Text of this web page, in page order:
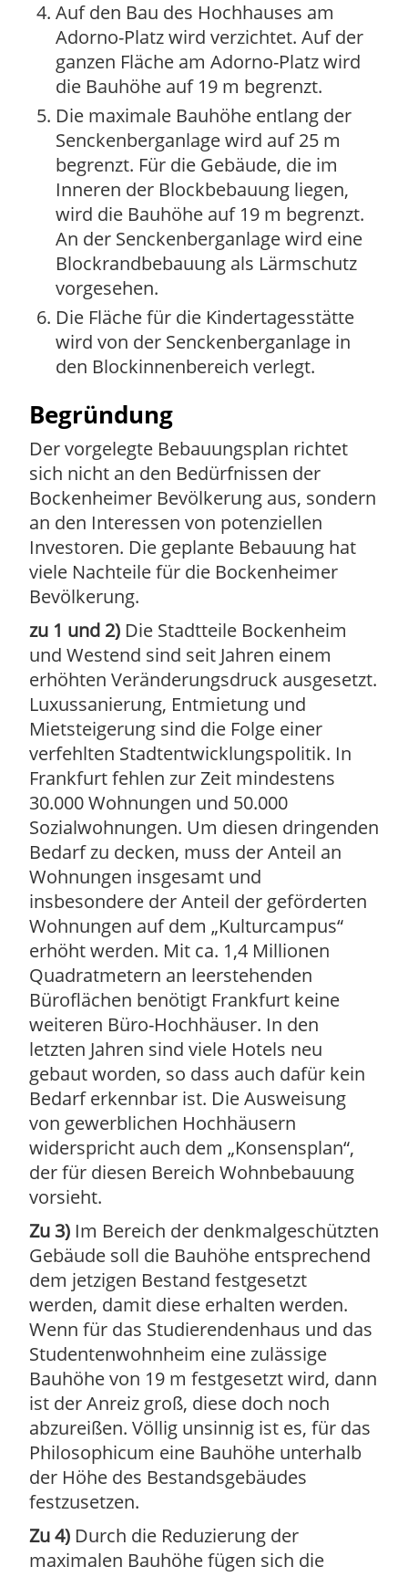
Auf den Bau des Hochhauses am
Adorno-Platz wird verzichtet. Auf der
ganzen Fläche am Adorno-Platz wird
die Bauhöhe auf 19 m begrenzt.
Die maximale Bauhöhe entlang der
Senckenberganlage wird auf 25 m
begrenzt. Für die Gebäude, die im
Inneren der Blockbebauung liegen,
wird die Bauhöhe auf 19 m begrenzt.
An der Senckenberganlage wird eine
Blockrandbebauung als Lärmschutz
vorgesehen.
Die Fläche für die Kindertagesstätte
wird von der Senckenberganlage in
den Blockinnenbereich verlegt.
Begründung
Der vorgelegte Bebauungsplan richtet
sich nicht an den Bedürfnissen der
Bockenheimer Bevölkerung aus, sondern
an den Interessen von potenziellen
Investoren. Die geplante Bebauung hat
viele Nachteile für die Bockenheimer
Bevölkerung.
zu 1 und 2) Die Stadtteile Bockenheim
und Westend sind seit Jahren einem
erhöhten Veränderungsdruck ausgesetzt.
Luxussanierung, Entmietung und
Mietsteigerung sind die Folge einer
verfehlten Stadtentwicklungspolitik. In
Frankfurt fehlen zur Zeit mindestens
30.000 Wohnungen und 50.000
Sozialwohnungen. Um diesen dringenden
Bedarf zu decken, muss der Anteil an
Wohnungen insgesamt und
insbesondere der Anteil der geförderten
Wohnungen auf dem „Kulturcampus“
erhöht werden. Mit ca. 1,4 Millionen
Quadratmetern an leerstehenden
Büroflächen benötigt Frankfurt keine
weiteren Büro-Hochhäuser. In den
letzten Jahren sind viele Hotels neu
gebaut worden, so dass auch dafür kein
Bedarf erkennbar ist. Die Ausweisung
von gewerblichen Hochhäusern
widerspricht auch dem „Konsensplan“,
der für diesen Bereich Wohnbebauung
vorsieht.
Zu 3) Im Bereich der denkmalgeschützten
Gebäude soll die Bauhöhe entsprechend
dem jetzigen Bestand festgesetzt
werden, damit diese erhalten werden.
Wenn für das Studierendenhaus und das
Studentenwohnheim eine zulässige
Bauhöhe von 19 m festgesetzt wird, dann
ist der Anreiz groß, diese doch noch
abzureißen. Völlig unsinnig ist es, für das
Philosophicum eine Bauhöhe unterhalb
der Höhe des Bestandsgebäudes
festzusetzen.
Zu 4) Durch die Reduzierung der
maximalen Bauhöhe fügen sich die